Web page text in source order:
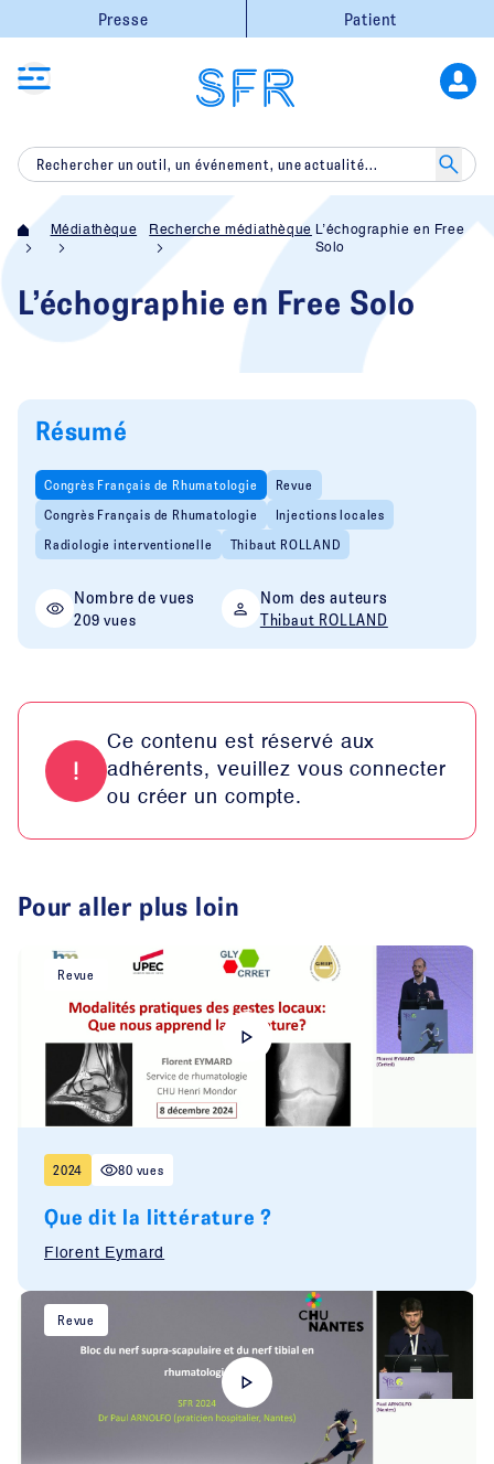
Presse Patient
Médiathèque Recherche médiathèque L’échographie en Free
Solo
L’échographie en Free Solo
Résumé
Congrès Français de Rhumatologie
Revue
Congrès Français de Rhumatologie
Injections locales
Radiologie interventionelle
Thibaut ROLLAND
Nombre de vues
209 vues
Nom des auteurs
Thibaut ROLLAND
Ce contenu est réservé aux
adhérents, veuillez vous connecter
ou créer un compte.
Pour aller plus loin
Revue
2024 80 vues
Que dit la littérature ?
Florent Eymard
Revue